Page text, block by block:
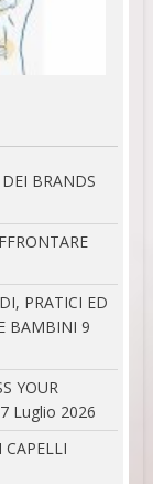
BRANDS
PRATICI ED
BAMBINI 9
YOUR
7 Luglio 2026
CAPELLI